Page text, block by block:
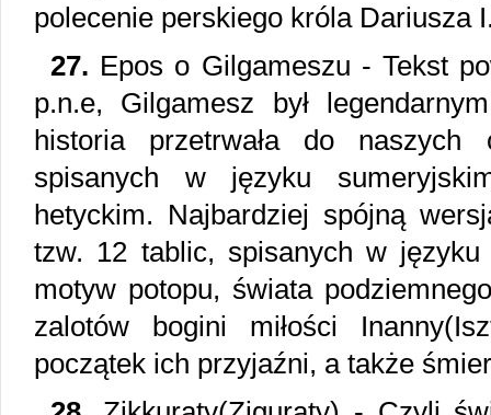
polecenie perskiego króla Dariusza
27. Epos o Gilgameszu - Tekst
p.n.e, Gilgamesz był
historia przetrwała do
spisanych w języku
hetyckim. Najbardziej spójną
tzw. 12 tablic, spisanych w
motyw potopu, świata
zalotów bogini miłości
początek ich przyjaźni, a także